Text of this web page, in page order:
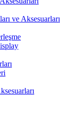
ve Aksesuarları